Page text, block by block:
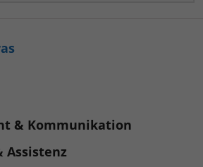
& Kommunikation
Assistenz